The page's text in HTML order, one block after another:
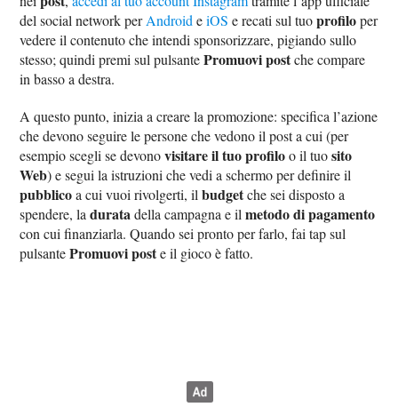
del social network perAndroid eiOS e recati sul tuoprofiloper
vedere il contenuto che intendi sponsorizzare, pigiando sullo
stesso; quindi premi sul pulsantePromuovi postche compare
in basso a destra.
A questo punto, inizia a creare la promozione: specifica l’azione
che devono seguire le persone che vedono il post a cui (per
esempio scegli se devonovisitare il tuo profiloo il tuosito
Web) e segui la istruzioni che vedi a schermo per definire il
pubblicoa cui vuoi rivolgerti, ilbudgetche sei disposto a
spendere, laduratadella campagna e ilmetodo di pagamento
con cui finanziarla. Quando sei pronto per farlo, fai tap sul
pulsantePromuovi poste il gioco è fatto.